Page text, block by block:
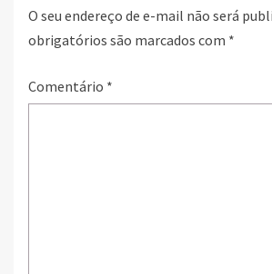
O seu endereço de e-mail não será
obrigatórios são marcados com *
Comentário *